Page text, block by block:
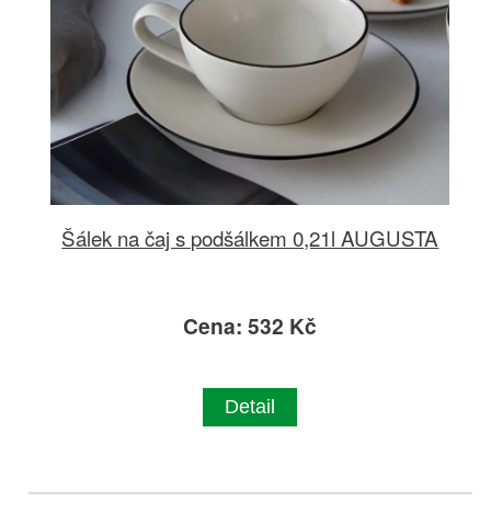
Šálek na čaj s podšálkem 0,21l AUGUSTA
Cena: 532 Kč
Detail